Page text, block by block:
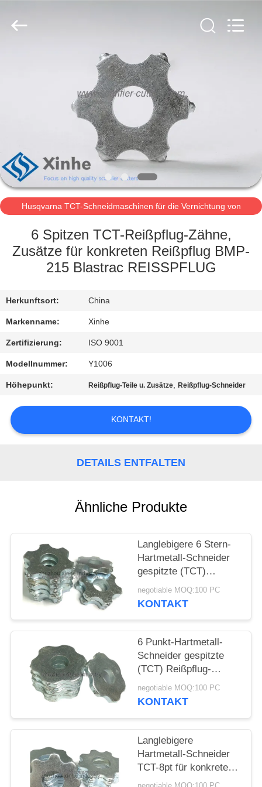
PRODUKTE
VIDEOS
ÜBER
UNS
WERKSBESICHTIGUNG
KONTAKT
MIT
UNS
RECHTSSACHEN
BITTE UM
ANGEBOT
SITEMAP
DATENSCHUTZ-
BESTIMMUNGEN
Ltd..
Husqvarna TCT-Schneidmaschinen für die Vernichtung von
6 Spitzen TCT-Reißpflug-Zähne,
Zusätze für konkreten Reißpflug BMP-
215 Blastrac REISSPFLUG
Herkunftsort: China
Markenname: Xinhe
Zertifizierung: ISO 9001
Modellnummer: Y1006
Höhepunkt: Reißpflug-Teile u. Zusätze,Reißpflug-Schneider
KONTAKT!
DETAILS ENTFALTEN
Ähnliche Produkte
Langlebigere 6 Stern-
Hartmetall-Schneider
gespitzte (TCT)
Reißpflug-Schneider
für Vorbereiten der
negotiable MOQ:100 PC
KONTAKT
6 Punkt-Hartmetall-
Schneider gespitzte
(TCT) Reißpflug-
Schneider für das
Fugen von Gehwegen
negotiable MOQ:100 PC
KONTAKT
Langlebigere
Hartmetall-Schneider
TCT-8pt für konkrete
Reißpflug-Vorbereiten